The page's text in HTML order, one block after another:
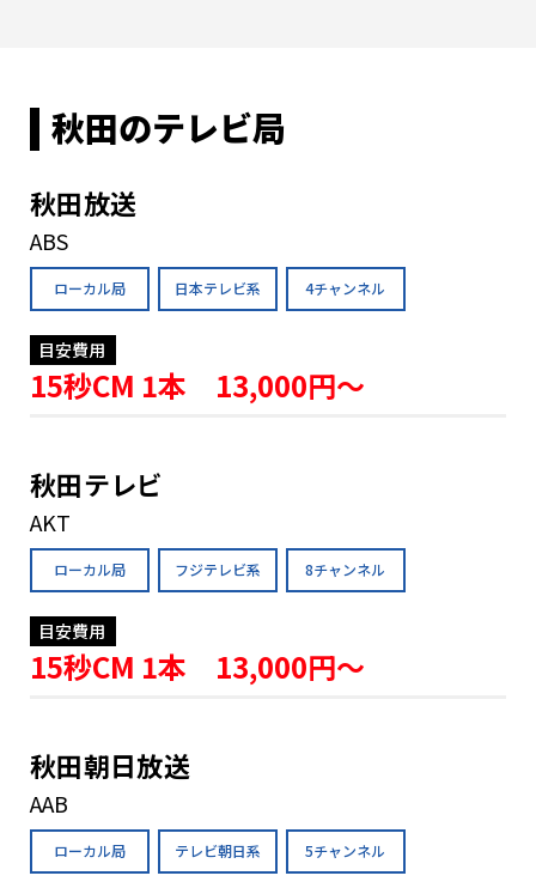
秋田のテレビ局
秋田放送
ABS
ローカル局 日本テレビ系 4チャンネル
目安費用
15秒CM 1本 13,000円〜
秋田テレビ
AKT
ローカル局 フジテレビ系 8チャンネル
目安費用
15秒CM 1本 13,000円〜
秋田朝日放送
AAB
ローカル局 テレビ朝日系 5チャンネル